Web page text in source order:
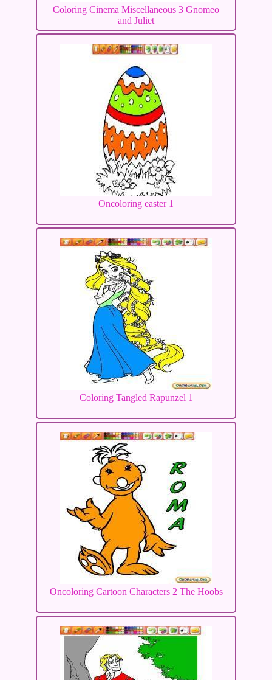
Coloring Cinema Miscellaneous 3 Gnomeo
and Juliet
Oncoloring easter 1
Coloring Tangled Rapunzel 1
Oncoloring Cartoon Characters 2 The Hoobs